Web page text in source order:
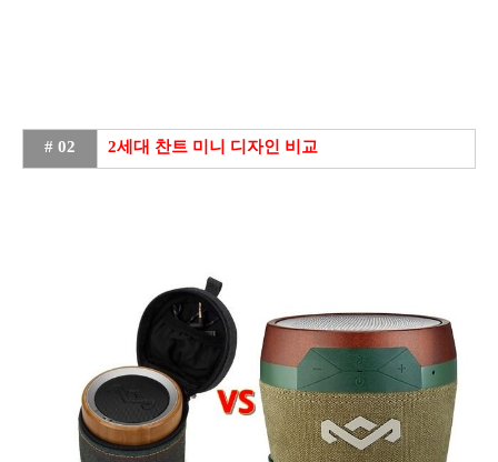
# 02 2세대 찬트 미니 디자인 비교